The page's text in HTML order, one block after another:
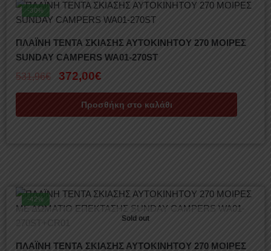
-30%
ΠΛΑΪΝΗ ΤΕΝΤΑ ΣΚΙΑΣΗΣ ΑΥΤΟΚΙΝΗΤΟΥ 270 ΜΟΙΡΕΣ
SUNDAY CAMPERS WA01-270ST
531,96€ 372,00€
Προσθήκη στο καλάθι
-42%
Sold out
ΠΛΑΪΝΗ ΤΕΝΤΑ ΣΚΙΑΣΗΣ ΑΥΤΟΚΙΝΗΤΟΥ 270 ΜΟΙΡΕΣ